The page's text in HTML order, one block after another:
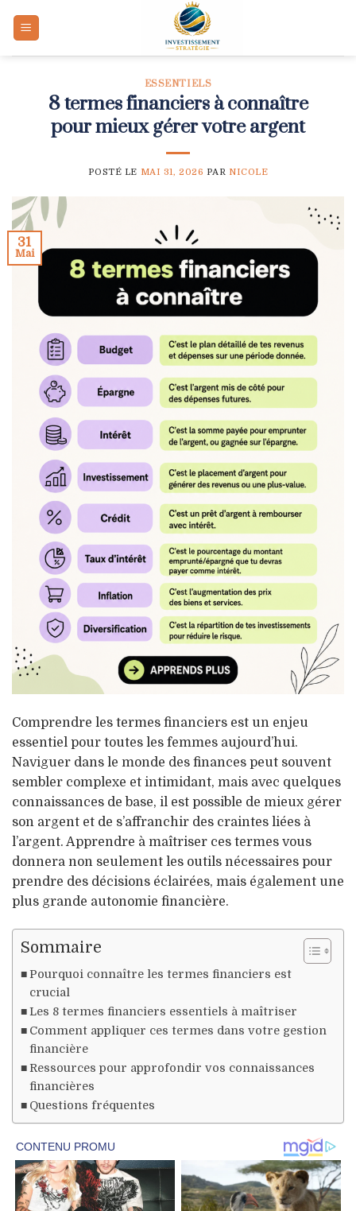
ESSENTIELS
8 termes financiers à connaître
pour mieux gérer votre argent
POSTÉ LE MAI 31, 2026 PAR NICOLE
31
Mai
Comprendre les termes financiers est un enjeu
essentiel pour toutes les femmes aujourd’hui.
Naviguer dans le monde des finances peut souvent
sembler complexe et intimidant, mais avec quelques
connaissances de base, il est possible de mieux gérer
son argent et de s’affranchir des craintes liées à
l’argent. Apprendre à maîtriser ces termes vous
donnera non seulement les outils nécessaires pour
prendre des décisions éclairées, mais également une
plus grande autonomie financière.
Sommaire
Pourquoi connaître les termes financiers est
crucial
Les 8 termes financiers essentiels à maîtriser
Comment appliquer ces termes dans votre gestion
financière
Ressources pour approfondir vos connaissances
financières
Questions fréquentes